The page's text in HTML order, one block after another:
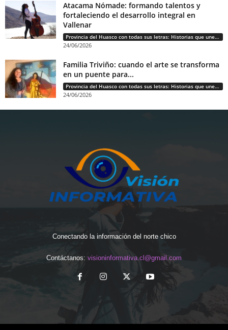
Atacama Nómade: formando talentos y
fortaleciendo el desarrollo integral en
Vallenar
Provincia del Huasco con todas sus letras: Historias que unen cultura, diversidad e identidad
24/06/2026
Familia Triviño: cuando el arte se transforma
en un puente para...
Provincia del Huasco con todas sus letras: Historias que unen cultura, diversidad e identidad
24/06/2026
Conectando la información del norte chico
Contáctanos: visioninformativa.cl@gmail.com